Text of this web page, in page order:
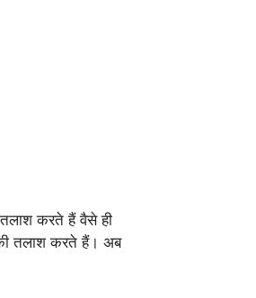
तलाश करते हैं वैसे ही
की तलाश करते हैं। अब